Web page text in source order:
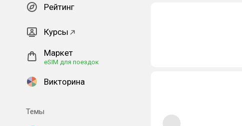
Рейтинг
Курсы
Маркет
eSIM для поездок
Викторина
Темы